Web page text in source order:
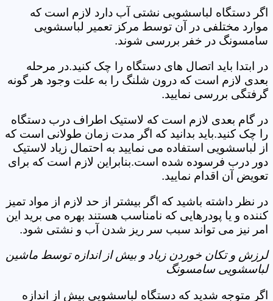
اگر دستگاه لباسشویی نشتی آب دارد لازم است که
موارد مختلفی در آن توسط مرکز تعمیر لباسشویی
سامسونگ در خفر بررسی شوند.
در ابتدا باید اتصال های دستگاه را چک کنید.در مرحله
بعدی لازم است که درون شلنگ را به علت وجود هر گونه
گرفتگی بررسی نمایید.
در گام بعدی لازم است که لاستیک اطراف درب دستگاه
را چک کنید.باید بدانید که اگر مدت زمان طولانی است که
از لباسشویی استفاده می نمایید به احتمال زیاد لاستیک
دور درب فرسوده شده است.بنابراین لازم است که برای
تعویض آن اقدام نمایید.
در نظر داشته باشید که اگر بیشتر از حد لازم از مواد تمیز
کننده و یا پودرهایی که نامناسب هستند بهره می برید این
امر نیز می تواند سبب سر ریز شدن آب و نشتی شود.
لرزش و تکان خوردن زیاد و بیش از اندازه توسط ماشین
لباسشویی سامسونگ
اگر متوجه شدید که دستگاه لباسشویی بیش از اندازه